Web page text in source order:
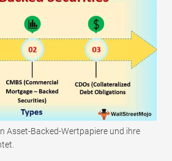
Asset-Backed-Wertpapiere und ihre